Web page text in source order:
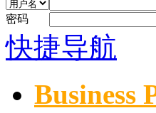
密码
快捷导航
Business